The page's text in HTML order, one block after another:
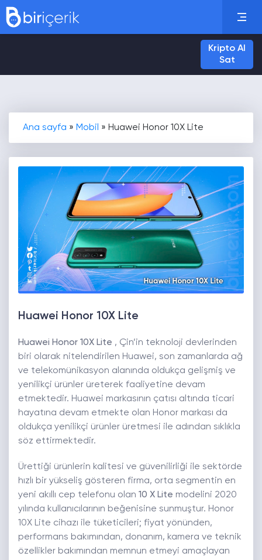
Kripto Al
Sat
Ana sayfa » Mobil » Huawei Honor 10X Lite
Huawei Honor 10X Lite
Huawei Honor 10X Lite , Çin’in teknoloji devlerinden
biri olarak nitelendirilen Huawei, son zamanlarda ağ
ve telekomünikasyon alanında oldukça gelişmiş ve
yenilikçi ürünler üreterek faaliyetine devam
etmektedir. Huawei markasının çatısı altında ticari
hayatına devam etmekte olan Honor markası da
oldukça yenilikçi ürünler üretmesi ile adından sıklıkla
söz ettirmektedir.
Ürettiği ürünlerin kalitesi ve güvenilirliği ile sektörde
hızlı bir yükseliş gösteren firma, orta segmentin en
yeni akıllı cep telefonu olan 10 X Lite modelini 2020
yılında kullanıcılarının beğenisine sunmuştur. Honor
10X Lite cihazı ile tüketicileri; fiyat yönünden,
performans bakımından, donanım, kamera ve teknik
özellikler bakımından memnun etmeyi amaçlayan